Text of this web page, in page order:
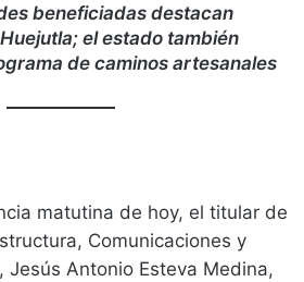
beneficiadas destacan
el estado también
de caminos artesanales
matutina de hoy, el titular de
Comunicaciones y
Jesús Antonio Esteva Medina,